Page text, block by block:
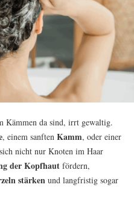
Kämmen da sind, irrt gewaltig.
, einem sanften Kamm, oder einer
nicht nur Knoten im Haar
der Kopfhaut fördern,
stärken und langfristig sogar